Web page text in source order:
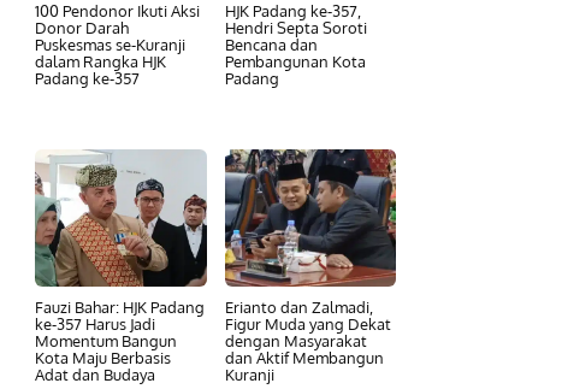
100 Pendonor Ikuti Aksi
Donor Darah
Puskesmas se-Kuranji
dalam Rangka HJK
Padang ke-357
HJK Padang ke-357,
Hendri Septa Soroti
Bencana dan
Pembangunan Kota
Padang
Fauzi Bahar: HJK Padang
ke-357 Harus Jadi
Momentum Bangun
Kota Maju Berbasis
Adat dan Budaya
Erianto dan Zalmadi,
Figur Muda yang Dekat
dengan Masyarakat
dan Aktif Membangun
Kuranji